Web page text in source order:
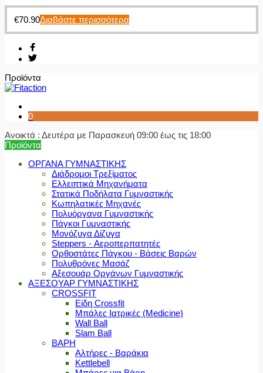
€70.90Διαβάστε περισσότερα
Προϊόντα
0
Ανοικτά : Δευτέρα με Παρασκευή 09:00 έως τις 18:00
Προϊόντα
ΟΡΓΑΝΑ ΓΥΜΝΑΣΤΙΚΗΣ
Διάδρομοι Τρεξίματος
Ελλειπτικά Μηχανήματα
Στατικά Ποδήλατα Γυμναστικής
Κωπηλατικές Μηχανές
Πολυόργανα Γυμναστικής
Πάγκοι Γυμναστικής
Μονόζυγα Δίζυγα
Steppers - Αεροπερπατητές
Ορθοστάτες Πάγκου - Βάσεις Βαρών
Πολυθρόνες Μασάζ
Αξεσουάρ Οργάνων Γυμναστικής
ΑΞΕΣΟΥΑΡ ΓΥΜΝΑΣΤΙΚΗΣ
CROSSFIT
Είδη Crossfit
Μπάλες Ιατρικές (Medicine)
Wall Ball
Slam Ball
ΒΑΡΗ
Αλτήρες - Βαράκια
Kettlebell